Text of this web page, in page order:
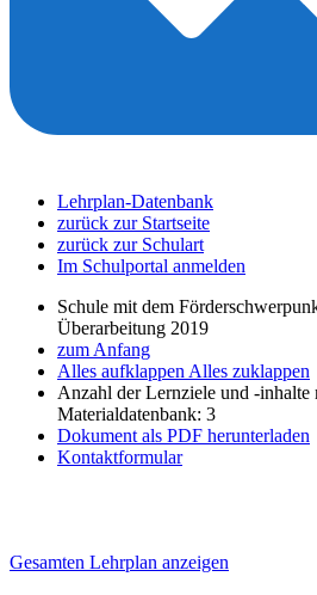
Lehrplan-Datenbank
zurück zur Startseite
zurück zur Schulart
Im Schulportal anmelden
Schule mit dem
Überarbeitung 2019
zum Anfang
Alles aufklappen Alles zuklappen
Anzahl der Lernziele und -inhalte
Materialdatenbank: 3
Dokument als PDF herunterladen
Kontaktformular
Gesamten Lehrplan anzeigen